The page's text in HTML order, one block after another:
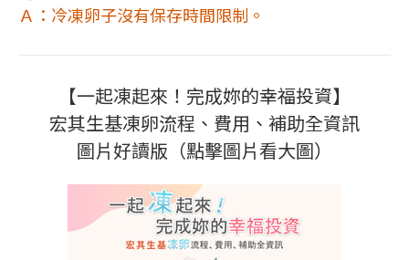
Ａ：冷凍卵子沒有保存時間限制。
【一起凍起來！完成妳的幸福投資】
宏其生基凍卵流程、費用、補助全資訊
圖片好讀版（點擊圖片看大圖）